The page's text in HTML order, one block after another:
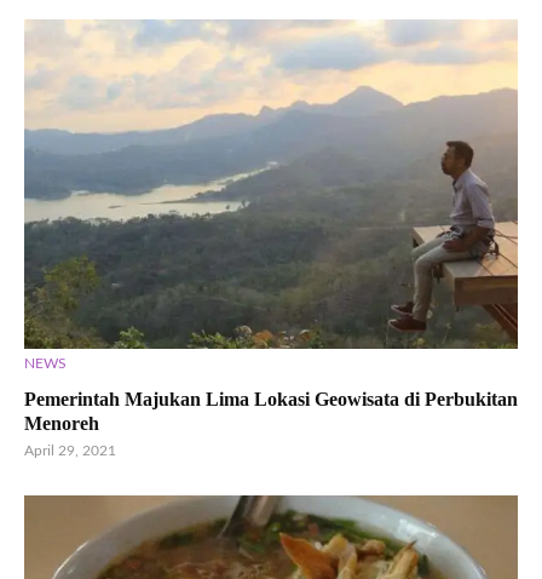
NEWS
Pemerintah Majukan Lima Lokasi Geowisata di Perbukitan
Menoreh
April 29, 2021